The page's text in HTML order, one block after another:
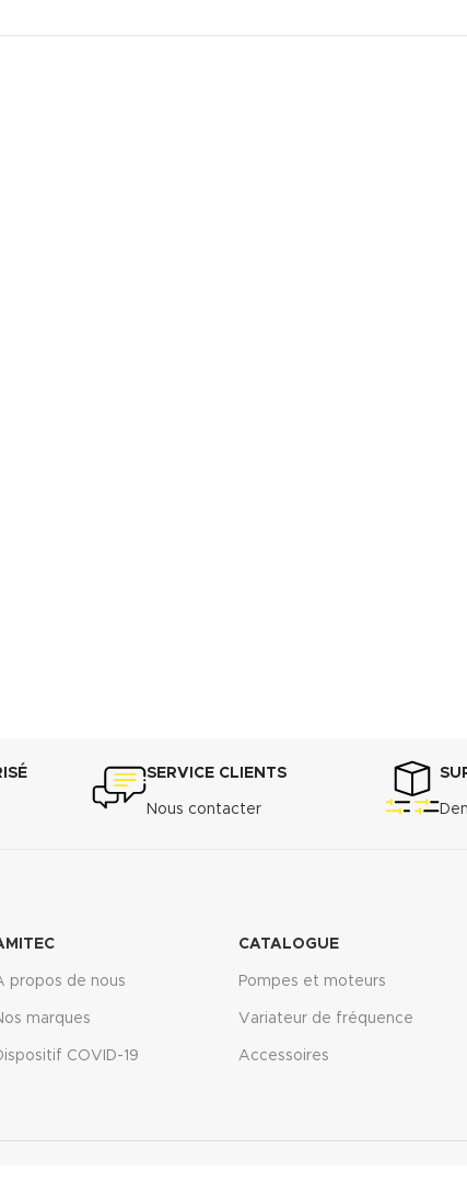
SERVICE CLIENTS
Nous contacter
propos de nous
marques
COVID-19
CATALOGUE
Pompes et moteurs
Variateur de fréquence
Accessoires